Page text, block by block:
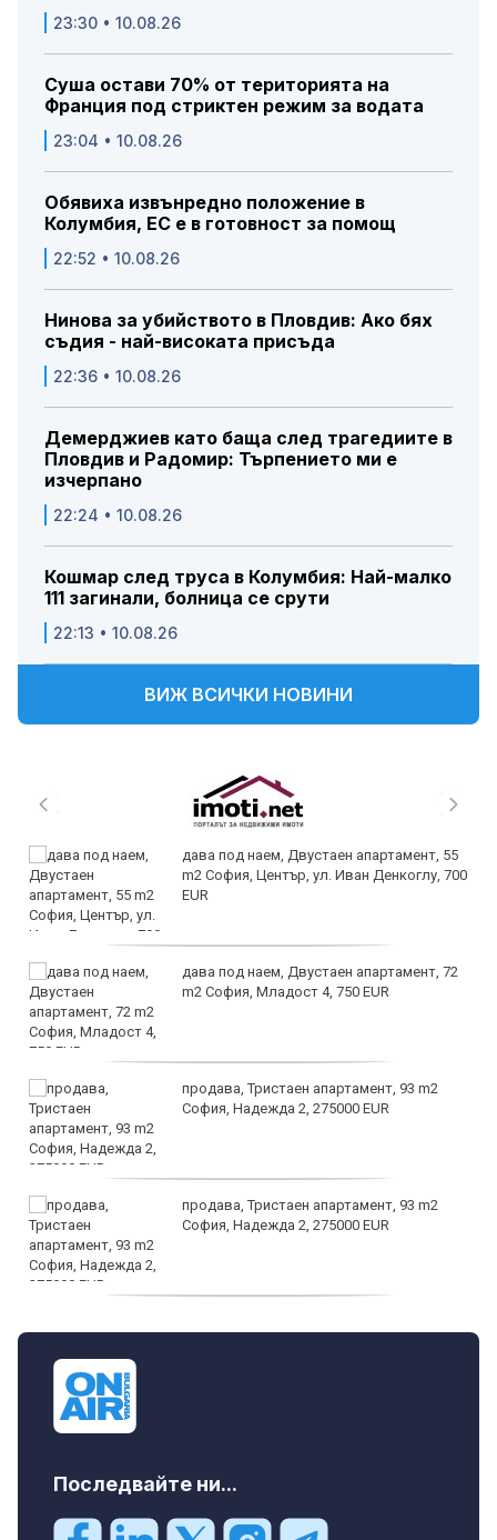
23:30 • 10.08.26
Суша остави 70% от територията на
Франция под стриктен режим за водата
23:04 • 10.08.26
Обявиха извънредно положение в
Колумбия, ЕС е в готовност за помощ
22:52 • 10.08.26
Нинова за убийството в Пловдив: Ако бях
съдия - най-високата присъда
22:36 • 10.08.26
Демерджиев като баща след трагедиите в
Пловдив и Радомир: Търпението ми е
изчерпано
22:24 • 10.08.26
Кошмар след труса в Колумбия: Най-малко
111 загинали, болница се срути
22:13 • 10.08.26
ВИЖ ВСИЧКИ НОВИНИ
дава под наем, Двустаен апартамент, 55
m2 София, Център, ул. Иван Денкоглу, 700
EUR
дава под наем, Двустаен апартамент, 72
m2 София, Младост 4, 750 EUR
продава, Тристаен апартамент, 93 m2
София, Надежда 2, 275000 EUR
продава, Тристаен апартамент, 93 m2
София, Надежда 2, 275000 EUR
Последвайте ни...